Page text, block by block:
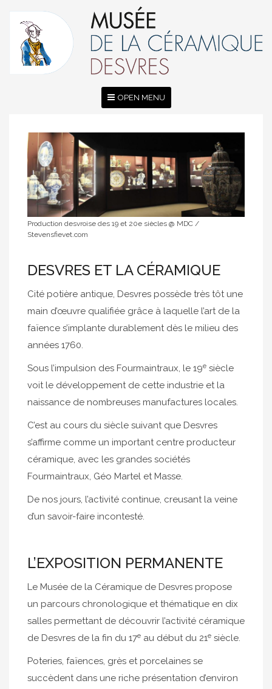
OPEN MENU
Production desvroise des 19 et 20e siècles @ MDC /
Stevensfievet.com
DESVRES ET LA CÉRAMIQUE
Cité potière antique, Desvres possède très tôt une
main d’œuvre qualifiée grâce à laquelle l’art de la
faïence s’implante durablement dès le milieu des
années 1760.
Sous l’impulsion des Fourmaintraux, le 19e siècle
voit le développement de cette industrie et la
naissance de nombreuses manufactures locales.
C’est au cours du siècle suivant que Desvres
s’affirme comme un important centre producteur
céramique, avec les grandes sociétés
Fourmaintraux, Géo Martel et Masse.
De nos jours, l’activité continue, creusant la veine
d’un savoir-faire incontesté.
L’EXPOSITION PERMANENTE
Le Musée de la Céramique de Desvres propose
un parcours chronologique et thématique en dix
salles permettant de découvrir l’activité céramique
de Desvres de la fin du 17e au début du 21e siècle.
Poteries, faïences, grès et porcelaines se
succèdent dans une riche présentation d’environ